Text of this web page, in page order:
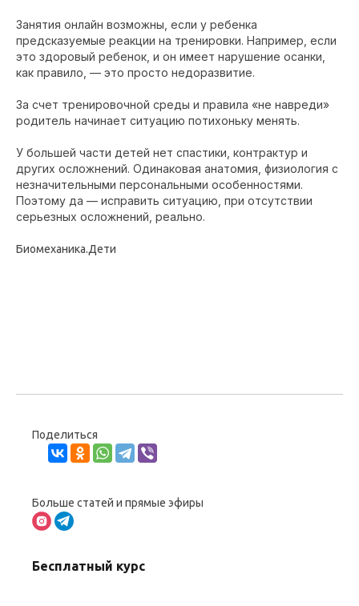
Занятия онлайн возможны, если у ребенка
предсказуемые реакции на тренировки. Например, если
это здоровый ребенок, и он имеет нарушение осанки,
как правило, — это просто недоразвитие.
За счет тренировочной среды и правила «не навреди»
родитель начинает ситуацию потихоньку менять.
У большей части детей нет спастики, контрактур и
других осложнений. Одинаковая анатомия, физиология с
незначительными персональными особенностями.
Поэтому да — исправить ситуацию, при отсутствии
серьезных осложнений, реально.
Биомеханика.Дети
Поделиться
Больше статей и прямые эфиры
Бесплатный курс